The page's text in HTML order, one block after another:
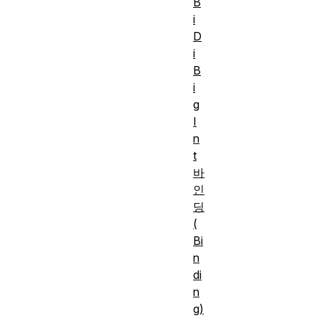
i
D
i
B
i
g
I
n
t
바
인
딩
(
Bi
n
di
n
g)